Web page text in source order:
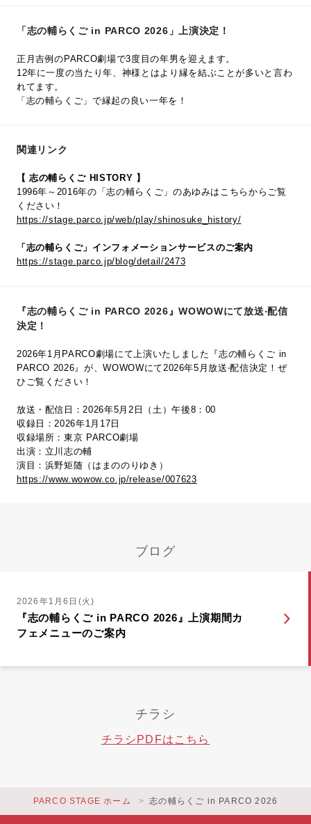
「志の輔らくご in PARCO 2026」上演決定！
正月吉例のPARCO劇場で3度目の年男を迎えます。
12年に一度の当たり年、神様とはより縁を結ぶことが多いと言わ
れてます。
「志の輔らくご」で縁起の良い一年を！
関連リンク
【 志の輔らくご HISTORY 】
1996年～2016年の「志の輔らくご」のあゆみはこちらからご覧
ください！
https://stage.parco.jp/web/play/shinosuke_history/
「志の輔らくご」インフォメーションサービスのご案内
https://stage.parco.jp/blog/detail/2473
『志の輔らくご in PARCO 2026』WOWOWにて放送‧配信
決定！
2026年1月PARCO劇場にて上演いたしました『志の輔らくご in
PARCO 2026』が、WOWOWにて2026年5⽉放送‧配信決定！ぜ
ひご覧ください！
放送・配信日：2026年5月2日（土）午後8：00
収録日：2026年1月17日
収録場所：東京 PARCO劇場
出演：立川志の輔
演目：浜野矩随（はまののりゆき）
https://www.wowow.co.jp/release/007623
ブログ
2026年1月6日(火)
『志の輔らくご in PARCO 2026』上演期間カ
フェメニューのご案内
チラシ
チラシPDFはこちら
PARCO STAGE ホーム 志の輔らくご in PARCO 2026